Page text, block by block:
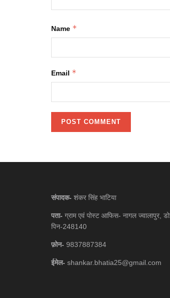
Name *
Email *
संपादक- शंकर सिंह भाटिया
पता- ग्राम एवं पोस्ट आफिस- नागल ज्वालापुर,
पिन-248140
फ़ोन- 9837887384
ईमेल- shankar.bhatia25@gmail.com